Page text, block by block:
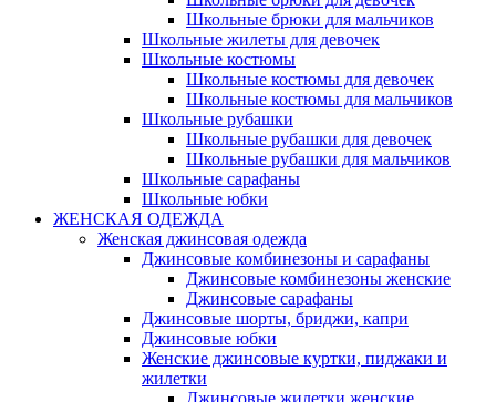
Школьные брюки для мальчиков
Школьные жилеты для девочек
Школьные костюмы
Школьные костюмы для девочек
Школьные костюмы для мальчиков
Школьные рубашки
Школьные рубашки для девочек
Школьные рубашки для мальчиков
Школьные сарафаны
Школьные юбки
ЖЕНСКАЯ ОДЕЖДА
Женская джинсовая одежда
Джинсовые комбинезоны и сарафаны
Джинсовые комбинезоны женские
Джинсовые сарафаны
Джинсовые шорты, бриджи, капри
Джинсовые юбки
Женские джинсовые куртки, пиджаки и
жилетки
Джинсовые жилетки женские